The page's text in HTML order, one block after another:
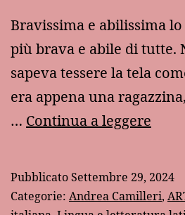
Bravissima e abilissima
più brava e abile di tutte.
sapeva tessere la tela
era appena una
… Continua a leggere
il
PubblicatoSettembre 29, 2024
Categorie: Andrea Camilleri,